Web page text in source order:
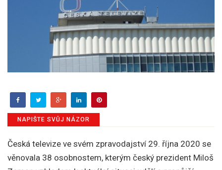
NAPIŠTE SVŮJ NÁZOR
Česká televize ve svém zpravodajství 29. října 2020 se
věnovala 38 osobnostem, kterým český prezident Miloš